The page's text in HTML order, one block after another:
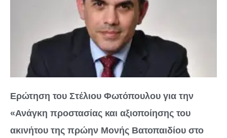
Ερώτηση του Στέλιου Φωτόπουλου για την
«Ανάγκη προστασίας και αξιοποίησης του
ακινήτου της πρώην Μονής Βατοπαιδίου στο